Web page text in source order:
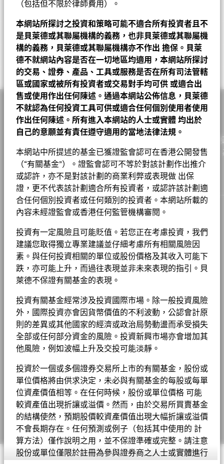
（包括但不限於律師費用）。
本網站所探討之投資和策略可能不適合所有投資者且不
是貝萊德或其聯屬機構的義務，也非貝萊德或其聯屬機
構的義務，貝萊德或其聯屬機構亦不作出 擔保。貝萊
德不就網站內容是否在一切地區均適用，本網站所探討
的交易、證券、產品、工具或服務是否在所有司法管轄
區或國家或被所有投資者或交易對手均可供 或適合出
售或使用作出任何陳述。通過本網站公佈信息，貝萊德
不就認為任何投資工具可供或適合任何個別使用者使用
作出任何陳述。所有進入本網站的人士或實體 均出於
自己的意願並有責任遵守適用的當地法律法規。
本網站中所提述的基金已獲證監會認可在香港公開發售
（“有關基金”）。證監會認可不等於對該計劃作出推介
或認許，亦不是對該計劃的商業利弊或表現做 出保
證，更不代表該計劃適合所有投資者，或認許該計劃適
合任何個別投資者或任何類別的投資者。本網站所載的
內容未經證監會或香港任何監管機構審閱。
投資有一定風險且可能貶值。若您正在考慮投資，我們
建議您取得獨立專業建議並仔細考慮所有相關風險因
素。與任何投資相關的單位或股份價格及其收入可能下
跌，亦可能上升，而過往表現並非未來表現的指引。貝
萊德不保證有關基金的表現。
投資有關基金經常涉及投資國際市場。除一般投資風險
外，國際投資亦會因貨幣價值的不利波動，公認會計原
則的差異或其他國家的經濟或政治局勢動盪而承受損失
全部或任何部分資金的風險。投資新興市場亦會增加其
他風險，例如波幅上升及交投可能淡靜。
投資於一個或多個證券交易所上市的有關基金，股份或
單位價格將由供求決定，未必與有關基金的每股或每單
位資產價值相等。在任何時候，股份或單位價格 可能
較資產值出現折讓或溢價。然而，由於交易所買賣基金
的結構使然，預期股價較資產價值出現大幅折讓或溢價
不會長期存在。任何預測或例子（包括其中使用的 計
算方法）僅作說明之用，並不保證準確或完整。請注意
股份或單位僅限於註冊為參與證券商之人士或實體進行
2026年6月22日
GBP 0.107874
2026年3月20日 GBP 0.033373
2025年12月22日 GBP 0.066616
2025年9月22日 GBP 0.061748
查看派息紀錄
表現
Chart
Bar chart with 2 data series.
The chart has 1 X axis displaying categories.
The chart has 1 Y axis displaying Values. Range: -20 to 40.
Values
年度回報(%) 參考指標 1
-20
-10
0
10
20
40
End of interactive chart.
2016 2017 2018 2019 2020 2021 2022
年度
回報
(%)
10.62 1.13 -11.47
首次認購費
5.00%
ISIN
LU2066749115
表現費
0.00%
最低其後投資額
USD 1000
註冊地點
盧森堡
管理公司
BlackRock (Luxembourg) S.A.
交易結算日
交易日 + 3 日
香港證監會認可ESG基金
否
股份成立日期
2019年10月23日
貨幣(本地)
GBP
資產類別
SFDR分類
其他
管理費
0.75%
管理費 (部分基金/股份類別包括
分銷費)
0.75%
收入用途
分配
監管制度
UCITS
晨星分類
SEDOL
BKWCY01
有關費用詳情, 請參閱基金章程。
市盈率
連續12個月收益率
截至 2026年7月31日
1.81%
3年貝他係數
截至 2026年7月31日
1.050
市賬率
截至 2026年6月30日
3.00
晨星星號評
級
截至 2023年1月31日
Morningstar, Inc. 版權所有。
成分股名稱 比重(%)
TAIWAN SEMICONDUCTOR MANUFACTURING CO
LTD
9.67
SK HYNIX INC
7.67
SAMSUNG ELECTRONICS CO LTD
6.63
TENCENT HOLDINGS LTD
3.38
ELITE MATERIAL CO LTD
3.32
CONTEMPORARY AMPEREX TECHNOLOGY CO LTD
2.72
HWATSING TECHNOLOGY CO LTD
2.56
ASE TECHNOLOGY HOLDING CO LTD
2.32
基金以主動方式管理，而其成分將會變動。所示持倉僅供說明用
途，不應視作買賣有關證券的建議。基金細節、持倉和特色均截至
所示日期並可予更改。
截至 2026年6月30日
比重（%）
投資分佈 基金 基準
Net
資訊科技
42.72 45.25
-2.53
工業
17.00 6.75
10.26
金融
16.12 18.38
現金及衍生產品
7.45 0.03
7.42
非必需消費品
6.91 7.23
-0.32
原材料
6.69 5.43
1.26
通訊
4.01 6.00
能源
2.29 3.08
-0.80
基本消費品
1.68 2.65
-0.97
醫療保健
1.15 2.37 -1.22
負比重可能是因特定情況（包括基金購入證券的交易和結算日時
差）及／或為增加或減少市場風險及／或風險管理而利用若干金融
工具（包括衍生工具）所致。投資分佈或會更改。 由於四捨五
入，總額可能不等於100%。
價格及交易所
股份類別 貨幣 淨值 變動 變動(%)
資產淨值截至
A2
USD 29.70 0.11 0.37
2026年8月7日
A2
EUR 25.69 0.06 0.23
2026年8月7日
A2 對沖股份
EUR 15.93 0.05 0.31
2026年8月7日
A5
USD 18.34 0.07 0.38
2026年8月7日
A6
USD 19.55 0.07 0.36
2026年8月7日
A6 對沖股份
GBP 16.63 0.05 0.30
2026年8月7日
A6 對沖股份
HKD 138.90 0.50 0.36
2026年8月7日
A6 對沖股份
CAD 17.12 0.06 0.35
2026年8月7日
A6 對沖股份
SGD 16.47 0.05 0.30 2026年8月7日
1 至 10 全部: 17 Previous
基金經理
Egon Vavrek
ESG 整合
ESG 整合
貝萊德在其投資過程中考量許多投資風險。出於為我們的客戶尋求
風險調整後的最佳回報，我們管理可能影響投資組合的重大風險和
機會，包括財務上重大的環境、社會和/或治理（ESG）數據或資
料（如有）。請參閱我們的《貝萊德ESG整合聲明》，以了解有關
此方法的更多資料，並參閱基金文件，以了解這些重大風險如何在
本産品中被考慮（如適用）。
相關文件
貝萊德新興市場股票入息基金 D5 英鎊 基金
基金章程
貝萊德全球基金 – 基⾦產品資料概要
貝萊德新興市場股票入息基金產品資料概要
BGF股息組成資料 (每月)
貝萊德全球基金 - 最新每季派息
BGF股息組成資料 (每季)
貝萊德全球基金年報及賬目 - 只提供英文版本
作為一家全球投資管理公司及客戶的信託人，貝萊德致力為
實現財務幸福。自1999年以來，我們憑藉領先的金融科技，
戶提供理想的解決方案以協助他們達成其重要投資目標。
集團
工作機會
新聞中心
投資者關係
法律通知
條款及細則
私隱通知
詐騙提示
Cookie通知
Manage cookies
© 2026 BlackRock, Inc版權所有